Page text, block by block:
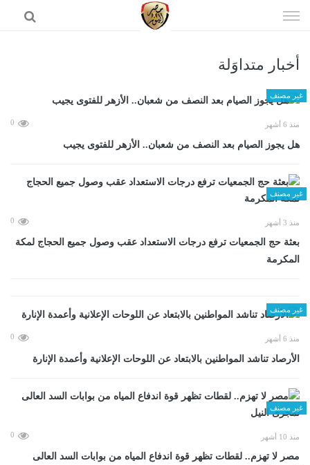
الى
أخبار متداوَلة
غير مصنف
منذ 6 أشهر 0
هل يجوز الصيام بعد النصف من شعبان.. الأزهر للفتوى يجيب
غير مصنف
منذ 3 أشهر 0
بعثة حج الجمعيات ترفع درجات الاستعداد عقب وصول جميع الحجاج لمكة
المكرمة
غير مصنف
منذ 6 أشهر 0
الأرصاد تناشد المواطنين بالابتعاد عن اللوحات الإعلانية وأعمدة الإنارة
غير مصنف
منذ 10 أشهر 0
مصر لا تهزم.. لقطات تظهر قوة اندفاع المياه من بوابات السد العالى